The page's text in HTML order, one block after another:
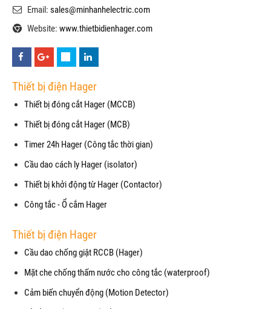
Email: sales@minhanhelectric.com
Website: www.thietbidienhager.com
Thiết bị điện Hager
Thiết bị đóng cắt Hager (MCCB)
Thiết bị đóng cắt Hager (MCB)
Timer 24h Hager (Công tắc thời gian)
Cầu dao cách ly Hager (isolator)
Thiết bị khởi động từ Hager (Contactor)
Công tắc - Ổ cắm Hager
Thiết bị điện Hager
Cầu dao chống giật RCCB (Hager)
Mặt che chống thấm nước cho công tắc (waterproof)
Cảm biến chuyển động (Motion Detector)